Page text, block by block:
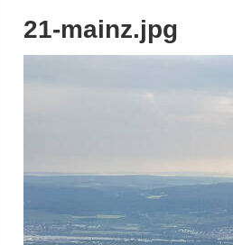
21-mainz.jpg